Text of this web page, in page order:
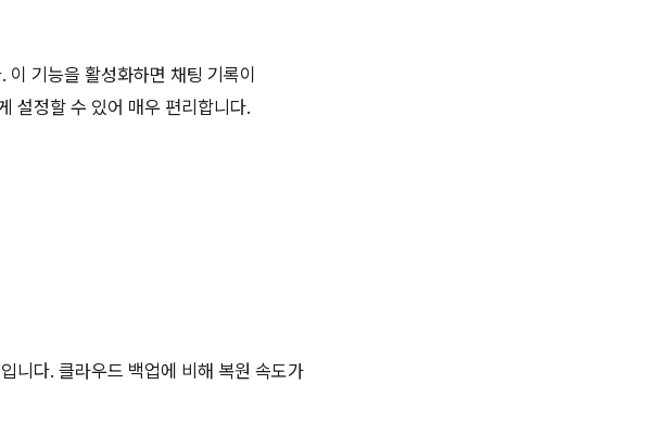
이 기능을 활성화하면 채팅 기록이
설정할 수 있어 매우 편리합니다.
니다. 클라우드 백업에 비해 복원 속도가